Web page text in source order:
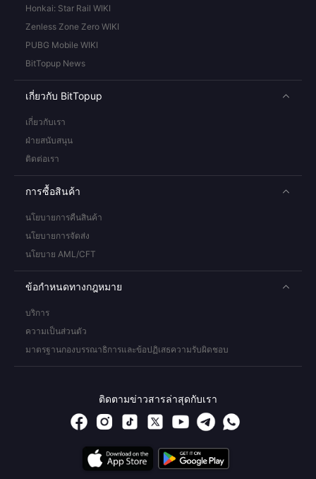
Honkai: Star Rail WIKI
Zenless Zone Zero WIKI
PUBG Mobile WIKI
BitTopup News
เกี่ยวกับ BitTopup
เกี่ยวกับเรา
ฝ่ายสนับสนุน
ติดต่อเรา
การซื้อสินค้า
นโยบายการคืนสินค้า
นโยบายการจัดส่ง
นโยบาย AML/CFT
ข้อกำหนดทางกฎหมาย
บริการ
ความเป็นส่วนตัว
มาตรฐานกองบรรณาธิการและข้อปฏิเสธความรับผิดชอบ
ติดตามข่าวสารล่าสุดกับเรา